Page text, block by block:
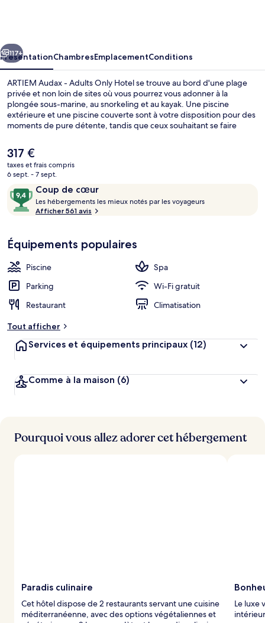
Only
Hotel
Suivant
117+
PrésentationChambresEmplacementConditions
ARTIEM Audax - Adults Only Hotel se trouve au bord d'une plage
privée et non loin de sites où vous pourrez vous adonner à la
plongée sous-marine, au snorkeling et au kayak. Une piscine
extérieure et une piscine couverte sont à votre disposition pour des
moments de pure détente, tandis que ceux souhaitant se faire
des enveloppements corporels et des soins d'aromathérapie.
L'établissement Oliva, l'un des 2 restaurants, sert des spécialités
Cuisine méditerranéenne et est ouvert pour le petit déjeuner, le
déjeuner et le dîner. Cet hôtel de luxe abrite en outre 3 bars de
plage, un bar en bord de piscine et une salle de fitness. Les autres
voyageurs ne disent que du bien en ce qui concerne le personnel
attentionné.
Le
prix
actuel
de
317 €.
317 €
taxes et frais compris
6 sept. - 7 sept.
Avis
voyageurs
Coup de cœur
9,4
sur
10,
cœur
Les hébergements les mieux notés par les voyageurs
n
i
e
e
s
Afficher 561 avis
Équipements populaires
Piscine
Spa
Parking
Wi-Fi gratuit
Restaurant
Climatisation
Tout afficher
Services et équipements principaux (12)
Comme à la maison (6)
Pourquoi vous allez adorer cet hébergement
Paradis culinaire
Cet hôtel dispose de 2 restaurants servant une cuisine
méditerranéenne, avec des options végétaliennes et
Le luxe